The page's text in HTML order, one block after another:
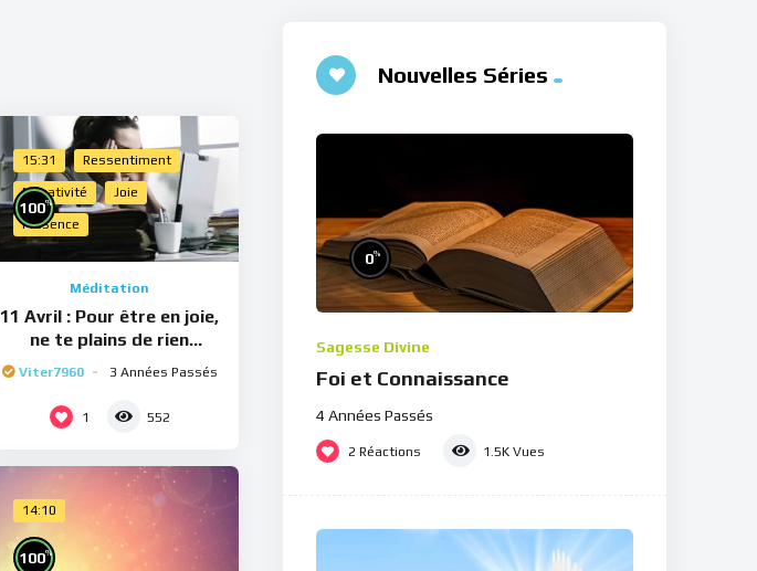
15:31 Ressentiment
Négativité Joie
Présence
100%
Méditation
11 Avril : Pour être en joie,
ne te plains de rien
(Méditation)
Viter7960 3 Années Passés
1 552
14:10
100%
Nouvelles Séries
0%
Sagesse Divine
Foi et Connaissance
4 Années Passés
2 Réactions 1.5K Vues